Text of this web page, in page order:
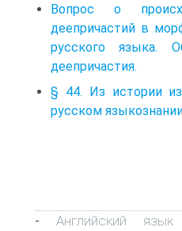
Вопрос о
деепричастий в
русского языка.
деепричастия.
§ 44. Из истории
русском
- Английский язык